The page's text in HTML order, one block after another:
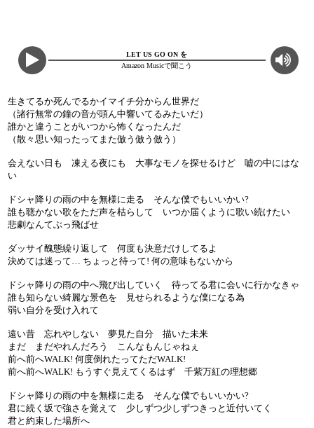
LET US GO ON を
Amazon Musicで聞こう
生きてるか死んでるかイマイチ分からん世界だ
（諸行無常の鐘の音が頭ん中響いてるみたいだ）
誰かと違うことがいつから怖くなったんだ
（散々思い知ったってまた倣う倣う倣う）
会えない日も 凍える夜にも 大事なモノを探せるけど 嘘の中にはな
い
ドシャ降りの雨の中を無様に走る そんな僕でもいいかい?
誰も聴かない歌をただ声を枯らして いつか届くように歌い続けたい
悲劇なんてぶっ飛ばせ
ダッサイ醜態繰り返して 何度も決意だけしてるよ
決めては迷って… ちょっと待って! 何の意味もないから
ドシャ降りの雨の中へ飛び出していく 待ってる君に会いに行かなきゃ
誰も知らない綺麗な景色を 見せられるような僕になる為
弱い自分を受け入れて
遠い昔 忘れやしない 夢見た自分 描いた未来
まだ まだやれんだろう こんなもんじゃねぇ
前へ前へWALK! 何度倒れたってただWALK!
前へ前へWALK! もうすぐ見えてくるはず 千紫万紅の理想郷
ドシャ降りの雨の中を無様に走る そんな僕でもいいかい?
君に続く坂で強さを覚えて 少しずつ少しずつきっと近付いてく
君と約束した場所へ